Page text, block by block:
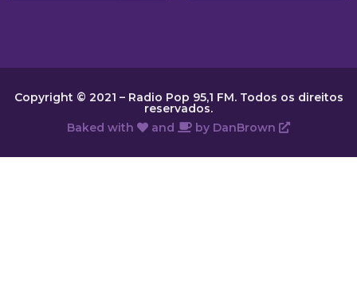
Copyright © 2021 – Radio Pop 95,1 FM. Todos os direitos
reservados.
Baked with
and by DanBrown